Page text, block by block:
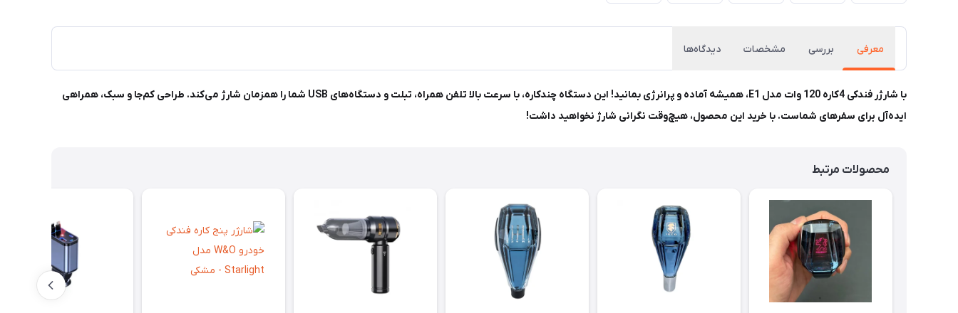
معرفی بررسی مشخصات دیدگاه‌ها
با شارژر فندکی 4کاره 120 وات مدل E1، همیشه آماده و پرانرژی بمانید! این دستگاه چندکاره، با سرعت بالا تلفن همراه، تبلت و دستگاه‌های USB شما را همزمان شارژ می‌کند. طراحی کم‌جا و سبک، همراهی
ایده‌آل برای سفرهای شماست. با خرید این محصول، هیچ‌وقت نگرانی شارژ نخواهید داشت!
محصولات مرتبط